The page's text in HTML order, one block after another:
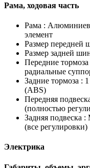
Рама, ходовая часть
Рама :
элемент
Размер передней
Размер задней
Передние тормоза
радиальные
Задние тормоза :
(ABS)
Передняя
(полностью
Задняя подвеска :
(все регулировки)
Электрика